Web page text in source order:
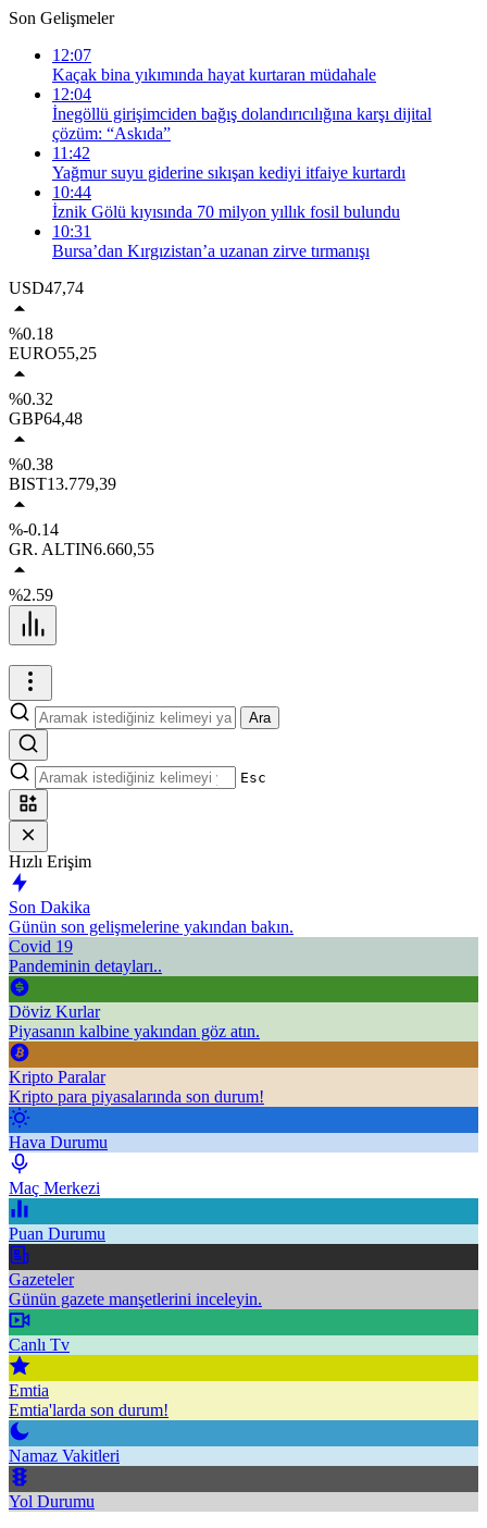
Son Gelişmeler
12:07
Kaçak bina yıkımında hayat kurtaran müdahale
12:04
İnegöllü girişimciden bağış dolandırıcılığına karşı dijital
çözüm: “Askıda”
11:42
Yağmur suyu giderine sıkışan kediyi itfaiye kurtardı
10:44
İznik Gölü kıyısında 70 milyon yıllık fosil bulundu
10:31
Bursa’dan Kırgızistan’a uzanan zirve tırmanışı
USD47,74
%0.18
EURO55,25
%0.32
GBP64,48
%0.38
BIST13.779,39
%-0.14
GR. ALTIN6.660,55
%2.59
Ara
Esc
Hızlı Erişim
Son Dakika
Günün son gelişmelerine yakından bakın.
Covid 19
Pandeminin detayları..
Döviz Kurlar
Piyasanın kalbine yakından göz atın.
Kripto Paralar
Kripto para piyasalarında son durum!
Hava Durumu
Maç Merkezi
Puan Durumu
Gazeteler
Günün gazete manşetlerini inceleyin.
Canlı Tv
Emtia
Emtia'larda son durum!
Namaz Vakitleri
Yol Durumu